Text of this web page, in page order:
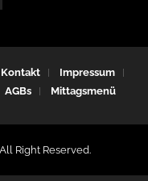
Kontakt
Impressum
AGBs Mittagsmenü
Right Reserved.